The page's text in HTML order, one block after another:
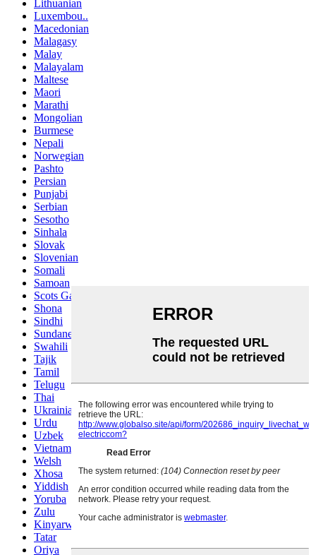
Lithuanian
Luxembou..
Macedonian
Malagasy
Malay
Malayalam
Maltese
Maori
Marathi
Mongolian
Burmese
Nepali
Norwegian
Pashto
Persian
Punjabi
Serbian
Sesotho
Sinhala
Slovak
Slovenian
Somali
Samoan
Scots Gaelic
Shona
Sindhi
Sundanese
Swahili
Tajik
Tamil
Telugu
Thai
Ukrainian
Urdu
Uzbek
Vietnamese
Welsh
Xhosa
Yiddish
Yoruba
Zulu
Kinyarwanda
Tatar
Oriya